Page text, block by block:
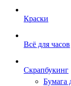
Краски
Всё для часов
Скрапбукинг
Бумага